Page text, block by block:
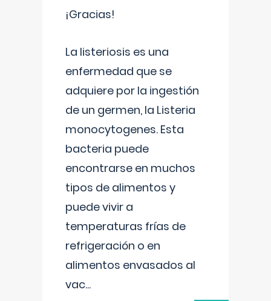
¡Gracias!
La listeriosis es una
enfermedad que se
adquiere por la ingestión
de un germen, la Listeria
monocytogenes. Esta
bacteria puede
encontrarse en muchos
tipos de alimentos y
puede vivir a
temperaturas frías de
refrigeración o en
alimentos envasados al
vac...